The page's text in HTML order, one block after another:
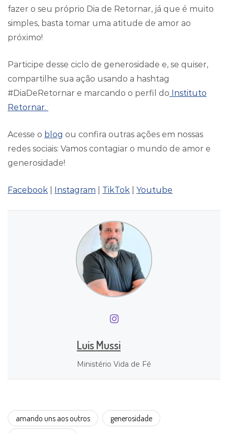
fazer o seu próprio Dia de Retornar, já que é muito
simples, basta tomar uma atitude de amor ao
próximo!
Participe desse ciclo de generosidade e, se quiser,
compartilhe sua ação usando a hashtag
#DiaDeRetornar e marcando o perfil do Instituto
Retornar.
Acesse o blog ou confira outras ações em nossas
redes sociais: Vamos contagiar o mundo de amor e
generosidade!
Facebook Instagram TikTok Youtube
Luis Mussi
Ministério Vida de Fé
amando uns aos outros
generosidade